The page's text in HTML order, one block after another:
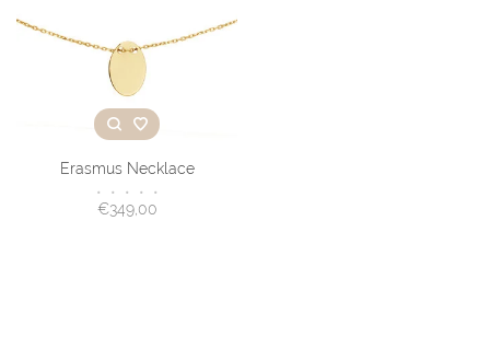
Erasmus Necklace
• • • • •
€349,00